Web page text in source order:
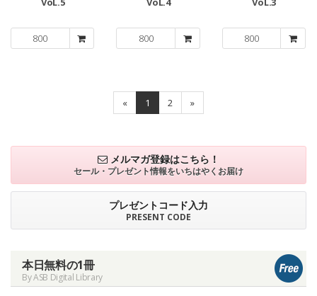
800 800 800
« 1 2 »
メルマガ登録はこちら！
セール・プレゼント情報をいちはやくお届け
プレゼントコード入力
PRESENT CODE
本日無料の1冊
By ASB Digital Library